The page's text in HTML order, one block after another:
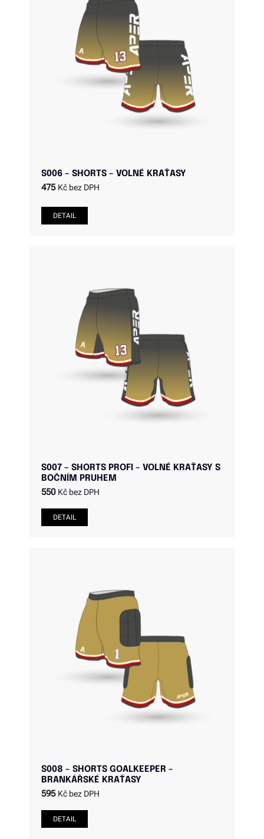
S006 – SHORTS – VOLNÉ KRAŤASY
475 Kč bez DPH
S007 – SHORTS PROFI – VOLNÉ KRAŤASY S
BOČNÍM PRUHEM
550 Kč bez DPH
S008 – SHORTS GOALKEEPER –
BRANKÁŘSKÉ KRAŤASY
595 Kč bez DPH